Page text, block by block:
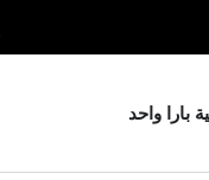
بارا واحد